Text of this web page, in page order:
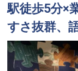
駅徒歩5分×
すさ抜群、